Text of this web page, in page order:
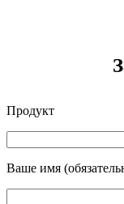
Продукт
Ваше имя